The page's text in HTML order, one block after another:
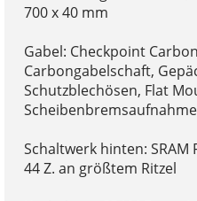
700 x 40 mm
Gabel: Checkpoint
Carbongabelschaft,
Schutzblechösen, Flat
Schaltwerk hinten: SRAM
44 Z. an größtem Ritzel